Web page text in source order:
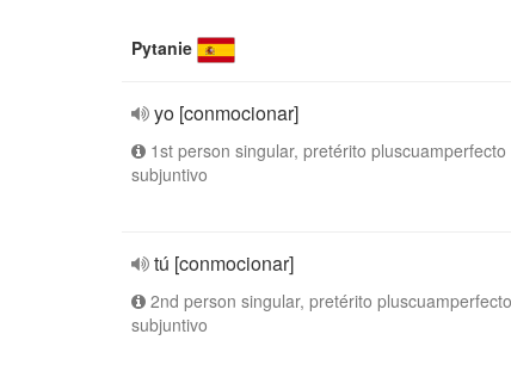
Pytanie
yo [conmocionar]
1st person singular, pretérito pluscuamperfecto
subjuntivo
tú [conmocionar]
2nd person singular, pretérito
subjuntivo